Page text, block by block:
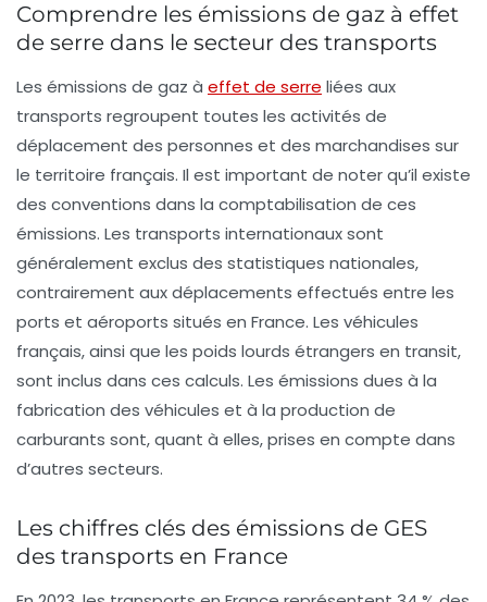
Comprendre les émissions de gaz à effet
de serre dans le secteur des transports
Les émissions de gaz à effet de serre liées aux
transports regroupent toutes les activités de
déplacement des personnes et des marchandises sur
le territoire français. Il est important de noter qu’il existe
des conventions dans la comptabilisation de ces
émissions. Les transports internationauxsont
généralement exclus des statistiques nationales,
contrairement aux déplacements effectués entre les
ports et aéroports situés en France. Les véhicules
français, ainsi que les poids lourds étrangers en transit,
sont inclus dans ces calculs. Les émissions dues à la
fabrication des véhicules et à la production de
carburants sont, quant à elles, prises en compte dans
d’autres secteurs.
Les chiffres clés des émissions de GES
des transports en France